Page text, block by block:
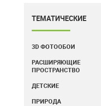
ТЕМАТИЧЕСКИЕ
3D ФОТООБОИ
РАСШИРЯЮЩИЕ
ПРОСТРАНСТВО
ДЕТСКИЕ
ПРИРОДА